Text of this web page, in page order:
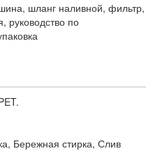
шланг наливной, фильтр,
руководство по
Бережная стирка, Слив